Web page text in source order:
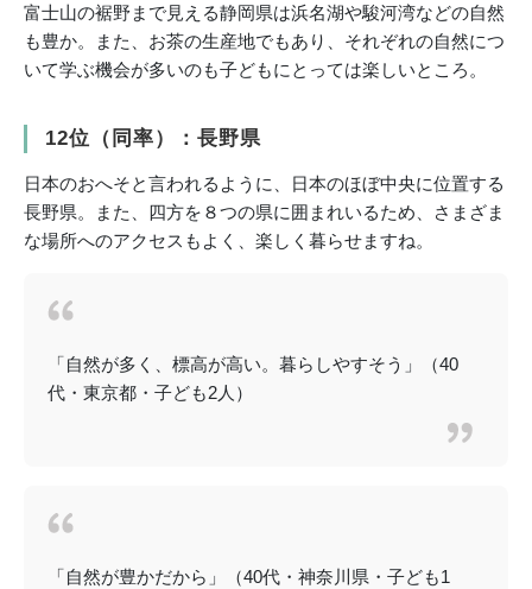
富士山の裾野まで見える静岡県は浜名湖や駿河湾などの自然
も豊か。また、お茶の生産地でもあり、それぞれの自然につ
いて学ぶ機会が多いのも子どもにとっては楽しいところ。
12位（同率）：長野県
日本のおへそと言われるように、日本のほぼ中央に位置する
長野県。また、四方を８つの県に囲まれいるため、さまざま
な場所へのアクセスもよく、楽しく暮らせますね。
「自然が多く、標高が高い。暮らしやすそう」（40
代・東京都・子ども2人）
「自然が豊かだから」（40代・神奈川県・子ども1